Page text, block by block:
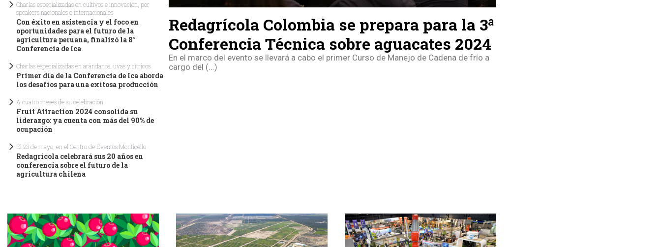
Charlas especializadas en cultivos e innovación, por
speakers nacionales e internacionales
Con éxito en asistencia y el foco en
oportunidades para el futuro de la
agricultura peruana, finalizó la 8°
Conferencia de Ica
Charlas especializadas en arándanos, uvas y cítricos
Primer día de la Conferencia de Ica aborda
los desafíos para una exitosa producción
A cuatro meses de su celebración
Fruit Attraction 2024 consolida su
liderazgo: ya cuenta con más del 90% de
ocupación
El 23 de mayo, en el Centro de Eventos Monticello
Redagrícola celebrará sus 20 años en
conferencia sobre el futuro de la
agricultura chilena
Redagrícola Colombia se prepara para la 3ª
Conferencia Técnica sobre aguacates 2024
En el marco del evento se llevará a cabo el primer Curso de Manejo de Cadena de frío a
cargo del (...)